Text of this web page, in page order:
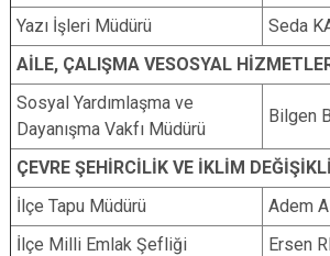
Yazı İşleri Müdürü
Seda
AİLE, ÇALIŞMA VESOSYAL
Sosyal Yardımlaşma ve
Dayanışma Vakfı Müdürü
Bilgen
ÇEVRE ŞEHİRCİLİK VE İKLİM
İlçe Tapu Müdürü
Adem
İlçe Milli Emlak Şefliği
Ersen